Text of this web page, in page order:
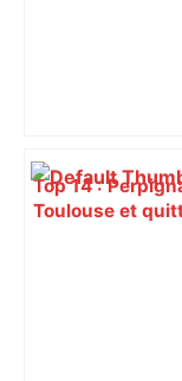
Top 14 :
Toulouse et